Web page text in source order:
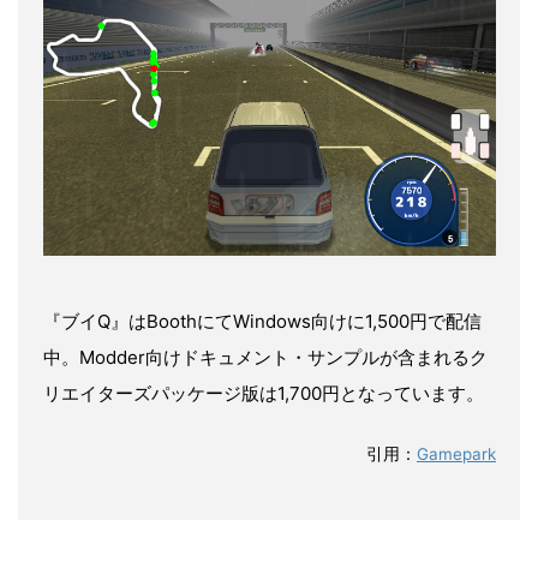
『ブイQ』はBoothにてWindows向けに1,500円で配信
中。Modder向けドキュメント・サンプルが含まれるク
リエイターズパッケージ版は1,700円となっています。
引用： Gamepark